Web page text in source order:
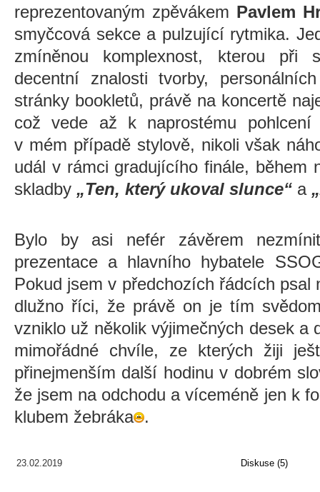
reprezentovaným zpěvákem Pavlem
smyčcová sekce a pulzující rytmika.
zmíněnou komplexnost, kterou při
decentní znalosti tvorby,
stránky bookletů, právě na koncertě
což vede až k naprostému pohlcení
v mém případě stylově, nikoli však
udál v rámci gradujícího finále, během
skladby „Ten, který ukoval slunce“ a
Bylo by asi nefér závěrem
prezentace a hlavního hybatele
Pokud jsem v předchozích řádcích psal
dlužno říci, že právě on je tím
vzniklo už několik výjimečných desek a
mimořádné chvíle, ze kterých žiji
přinejmenším další hodinu v dobrém
že jsem na odchodu a víceméně jen k
klubem žebráka
.
23.02.2019 Diskuse (5)